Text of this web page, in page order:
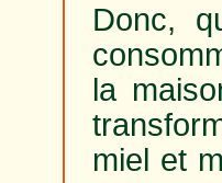
Donc,
la
miel et